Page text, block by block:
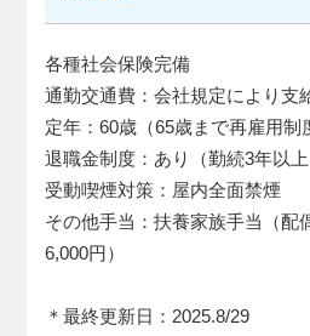
各種社会保険完備
通勤交通費：会社規定により支
定年：60歳（65歳まで再雇用制
退職金制度：あり（勤続3年以上
受動喫煙対策：屋内全面禁煙
その他手当：扶養家族手当（配
6,000円）
＊最終更新日：2025.8/29